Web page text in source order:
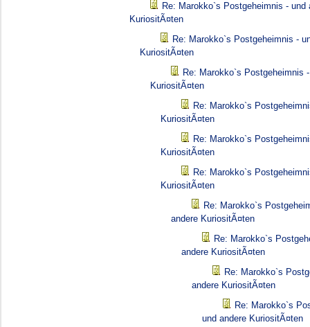
Re: Marokko`s Postgeheimnis - und
KuriositÃ¤ten
Re: Marokko`s Postgeheimnis -
KuriositÃ¤ten
Re: Marokko`s Postgeheimnis
KuriositÃ¤ten
Re: Marokko`s
KuriositÃ¤ten
Re: Marokko`s
KuriositÃ¤ten
Re: Marokko`s
KuriositÃ¤ten
Re: Marokko`s
andere KuriositÃ¤ten
Re: Marokko`s
andere KuriositÃ¤ten
Re: Marokko`s
andere KuriositÃ¤ten
Re: Marokko`s
und andere KuriositÃ¤ten